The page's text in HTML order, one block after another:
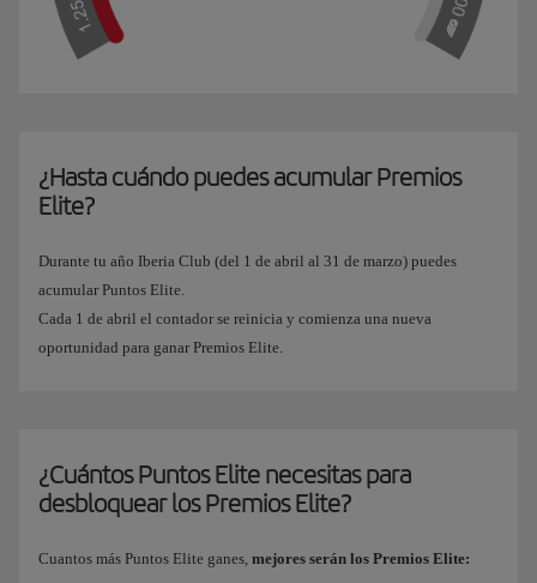
¿Hasta cuándo puedes acumular Premios
Elite?
Durante tu año Iberia Club (del 1 de abril al 31 de marzo) puedes
acumular Puntos Elite.
Cada 1 de abril el contador se reinicia y comienza una nueva
oportunidad para ganar Premios Elite.
¿Cuántos Puntos Elite necesitas para
desbloquear los Premios Elite?
Cuantos más Puntos Elite ganes, mejores serán los Premios Elite: